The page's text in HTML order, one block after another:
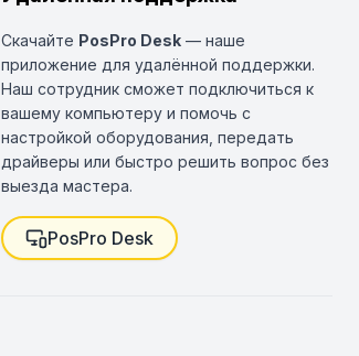
Скачайте PosPro Desk — наше
приложение для удалённой поддержки.
Наш сотрудник сможет подключиться к
вашему компьютеру и помочь с
настройкой оборудования, передать
драйверы или быстро решить вопрос без
выезда мастера.
PosPro Desk